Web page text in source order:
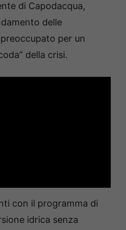
di Capodacqua,
delle
per un
della crisi.
con il programma di
idrica senza